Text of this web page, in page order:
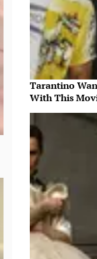
Tarantino
With This